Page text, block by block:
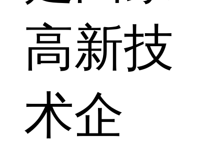
高新技
术企